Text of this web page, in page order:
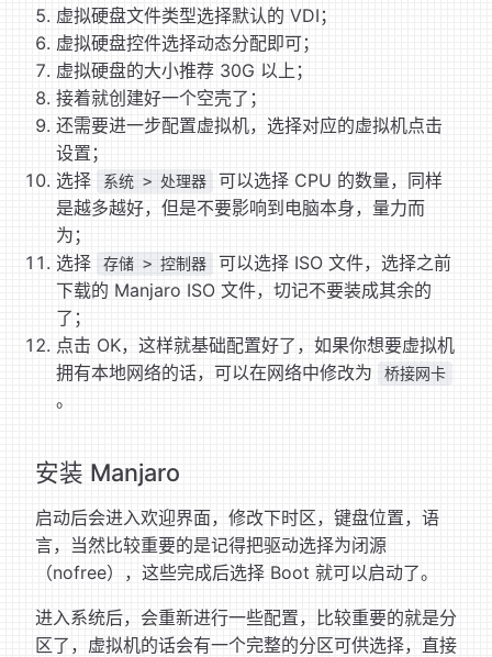
虚拟硬盘文件类型选择默认的 VDI；
虚拟硬盘控件选择动态分配即可；
虚拟硬盘的大小推荐 30G 以上；
接着就创建好一个空壳了；
还需要进一步配置虚拟机，选择对应的虚拟机点击
设置；
选择
系统 > 处理器
可以选择 CPU 的数量，同样
是越多越好，但是不要影响到电脑本身，量力而
为；
选择
存储 > 控制器
可以选择 ISO 文件，选择之前
下载的 Manjaro ISO 文件，切记不要装成其余的
了；
点击 OK，这样就基础配置好了，如果你想要虚拟机
拥有本地网络的话，可以在网络中修改为
桥接网卡
。
安装 Manjaro
启动后会进入欢迎界面，修改下时区，键盘位置，语
言，当然比较重要的是记得把驱动选择为闭源
（nofree），这些完成后选择 Boot 就可以启动了。
进入系统后，会重新进行一些配置，比较重要的就是分
区了，虚拟机的话会有一个完整的分区可供选择，直接